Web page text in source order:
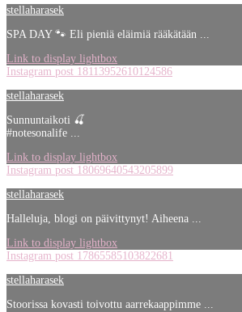
stellaharasek
SPA DAY 🐾 Eli pieniä eläimiä rääkätään ...
Link to display lightbox
Instagram post 18113952610124586
stellaharasek
Sunnuntaikoti 🍒
#notesonalife ...
Link to display lightbox
Instagram post 18069640543205899
stellaharasek
Halleluja, blogi on päivittynyt! Aiheena ...
Link to display lightbox
Instagram post 17865585103822681
stellaharasek
Stoorissa kovasti toivottu aarrekaappimme ...